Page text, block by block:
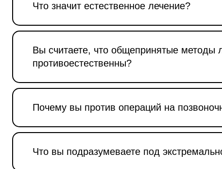
Что значит естественное лечение?
Вы считаете, что общепринятые методы
противоестественны?
Почему вы против операций на
Что вы подразумеваете под